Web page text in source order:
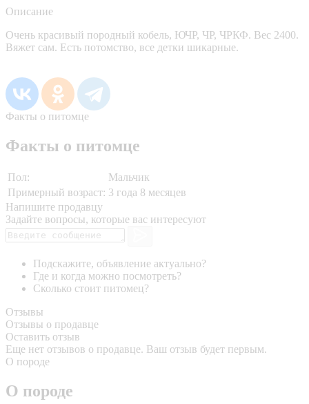
Описание
Очень красивый породный кобель, ЮЧР, ЧР, ЧРКФ. Вес 2400.
Вяжет сам. Есть потомство, все детки шикарные.
Факты о питомце
Факты о питомце
Пол:
Мальчик
Примерный возраст: 3 года 8 месяцев
Напишите продавцу
Задайте вопросы, которые вас интересуют
Подскажите, объявление актуально?
Где и когда можно посмотреть?
Сколько стоит питомец?
Отзывы
Отзывы о продавце
Оставить отзыв
Еще нет отзывов о продавце. Ваш отзыв будет первым.
О породе
О породе